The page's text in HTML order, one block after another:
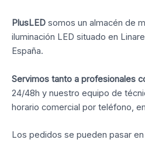
PlusLED somos un almacén de
iluminación LED situado en
España.
Servimos tanto a profesionales
24/48h y nuestro equipo de
horario comercial por teléfono,
Los pedidos se pueden pasar